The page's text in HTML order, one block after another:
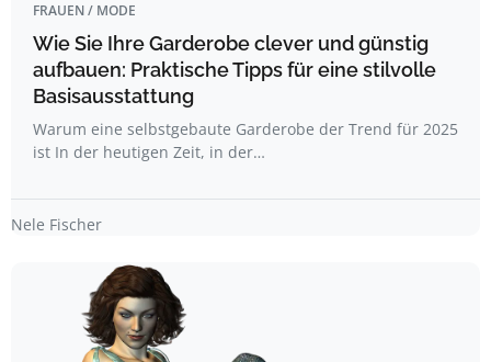
FRAUEN / MODE
Wie Sie Ihre Garderobe clever und günstig
aufbauen: Praktische Tipps für eine stilvolle
Basisausstattung
Warum eine selbstgebaute Garderobe der Trend für 2025
ist In der heutigen Zeit, in der…
Nele Fischer